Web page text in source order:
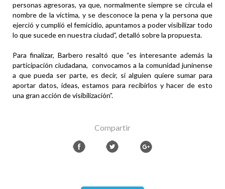
personas agresoras, ya que, normalmente siempre se circula el
nombre de la víctima, y se desconoce la pena y la persona que
ejerció y cumplió el femicidio, apuntamos a poder visibilizar todo
lo que sucede en nuestra ciudad”, detalló sobre la propuesta.
Para finalizar, Barbero resaltó que “es interesante además la
participación ciudadana, convocamos a la comunidad juninense
a que pueda ser parte, es decir, si alguien quiere sumar para
aportar datos, ideas, estamos para recibirlos y hacer de esto
una gran acción de visibilización”.
Compartir